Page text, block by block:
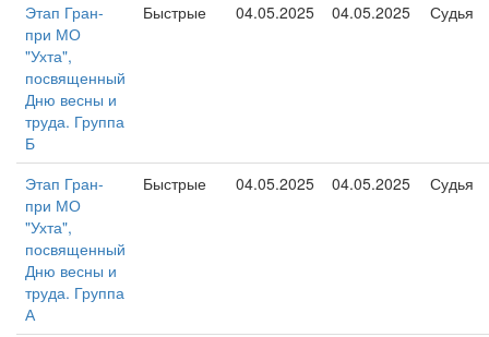
Этап Гран-
при МО
"Ухта",
посвященный
Дню весны и
труда. Группа
Б
Быстрые 04.05.2025 04.05.2025 Судья
Этап Гран-
при МО
"Ухта",
посвященный
Дню весны и
труда. Группа
А
Быстрые 04.05.2025 04.05.2025 Судья